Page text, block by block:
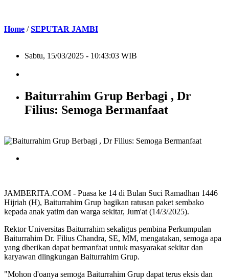
Home /SEPUTAR JAMBI
Sabtu, 15/03/2025 - 10:43:03 WIB
Baiturrahim Grup Berbagi , Dr
Filius: Semoga Bermanfaat
JAMBERITA.COM - Puasa ke 14 di Bulan Suci Ramadhan 1446
Hijriah (H), Baiturrahim Grup bagikan ratusan paket sembako
kepada anak yatim dan warga sekitar, Jum'at (14/3/2025).
Rektor Universitas Baiturrahim sekaligus pembina Perkumpulan
Baiturrahim Dr. Filius Chandra, SE, MM, mengatakan, semoga apa
yang dberikan dapat bermanfaat untuk masyarakat sekitar dan
karyawan dlingkungan Baiturrahim Grup.
"Mohon d'oanya semoga Baiturrahim Grup dapat terus eksis dan